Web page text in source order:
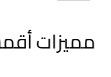
مميزات